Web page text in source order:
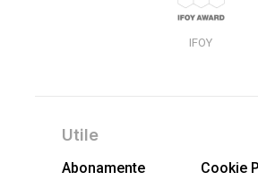
IFOY
Utile
Abonamente
Cookie